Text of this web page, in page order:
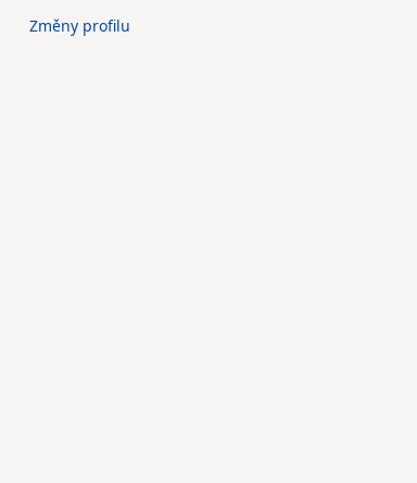
Změny profilu